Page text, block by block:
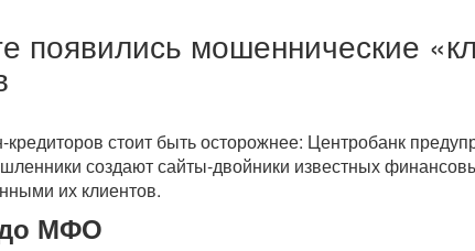
появились мошеннические
стоит быть осторожнее: Центробанк
создают сайты-двойники известных
их клиентов.
МФО